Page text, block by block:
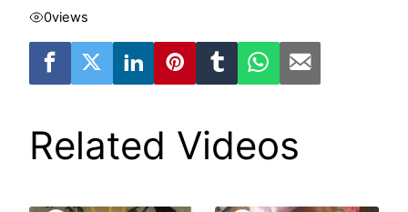
0views
Related Videos